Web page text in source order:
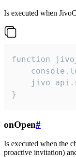
Is executed when
function
}
onOpen#
Is executed when the
proactive invitation)